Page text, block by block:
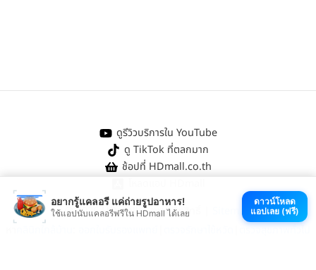
ดูรีวิวบริการใน YouTube
ดู TikTok ที่ตลกมาก
ช้อปที่ HDmall.co.th
@ 2026 HDmall | สงวนลิขสิทธิ์ |
Sitemap
ตรวจสุขภาพทั่วไป
อยากรู้แคลอรี แค่ถ่ายรูปอาหาร!
ใช้แอปนับแคลอรีฟรีใน HDmall ได้เลย
ดาวน์โหลด
แอปเลย (ฟรี)